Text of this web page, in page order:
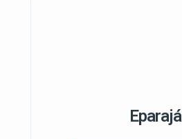
Eparajá